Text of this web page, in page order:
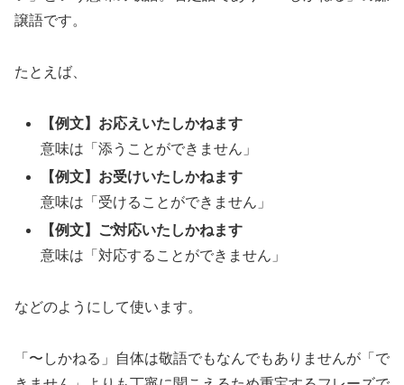
譲語です。
たとえば、
【例文】お応えいたしかねます
意味は「添うことができません」
【例文】お受けいたしかねます
意味は「受けることができません」
【例文】ご対応いたしかねます
意味は「対応することができません」
などのようにして使います。
「〜しかねる」自体は敬語でもなんでもありませんが「で